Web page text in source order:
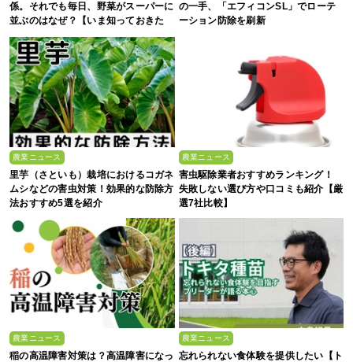
係。それでも毎日、野菜がスーパーに
並ぶのはなぜ？【いま知っておきた
い、これからの”食”の話】
の一手、「エフィコンSL」でローテ
ーション防除を刷新
農業ニュース
里芋（さといも）栽培におけるコガネ
ムシなどの害虫対策！効果的な防除方
法おすすめ5選を紹介
農業ニュース
害虫駆除業者おすすめランキング！
失敗しない選び方や口コミも紹介【厳
選7社比較】
農業ニュース
稲の高温障害対策は？高温障害になっ
農業ニュース
忘れられない食体験を提供したい【ト